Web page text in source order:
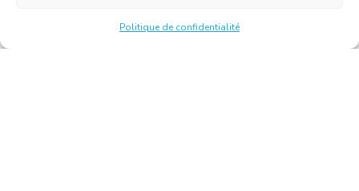
Politique de confidentialité